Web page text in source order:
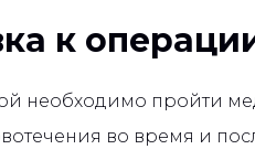
к
необходимо пройти
во время и